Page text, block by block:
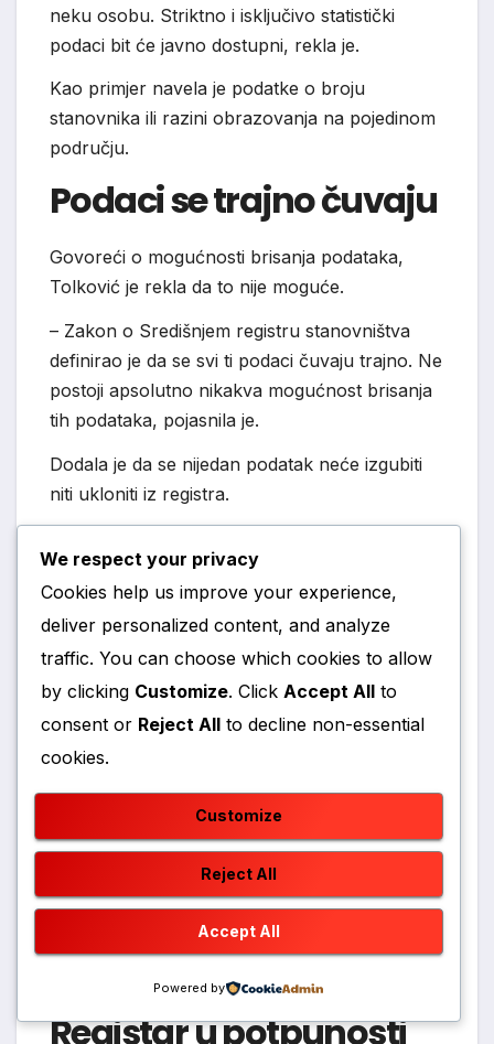
neku osobu. Striktno i isključivo statistički
podaci bit će javno dostupni, rekla je.
Kao primjer navela je podatke o broju
stanovnika ili razini obrazovanja na pojedinom
području.
Podaci se trajno čuvaju
Govoreći o mogućnosti brisanja podataka,
Tolković je rekla da to nije moguće.
– Zakon o Središnjem registru stanovništva
definirao je da se svi ti podaci čuvaju trajno. Ne
postoji apsolutno nikakva mogućnost brisanja
tih podataka, pojasnila je.
Dodala je da se nijedan podatak neće izgubiti
niti ukloniti iz registra.
zapisani, istaknula je.
mogućih sigurnosnih prijetnji i neovlaštenog
pristupa podacima.
– Jasna mi je bojazan ljudi, ali svakodnevno se
sigurnosti, rekla je.
Dodala je da će Porezna uprava i dalje štititi
sustav od mogućih napada.
– Sve ono što je napravljeno, napravljeno je da
ti podaci budu maksimalno osigurani, naglasila
Registar u potpunosti
We respect your privacy
Cookies help us improve your experience,
deliver personalized content, and analyze
traffic. You can choose which cookies to allow
by clicking Customize. Click Accept All to
consent or Reject All to decline non-essential
cookies.
Customize
Reject All
Accept All
Powered by